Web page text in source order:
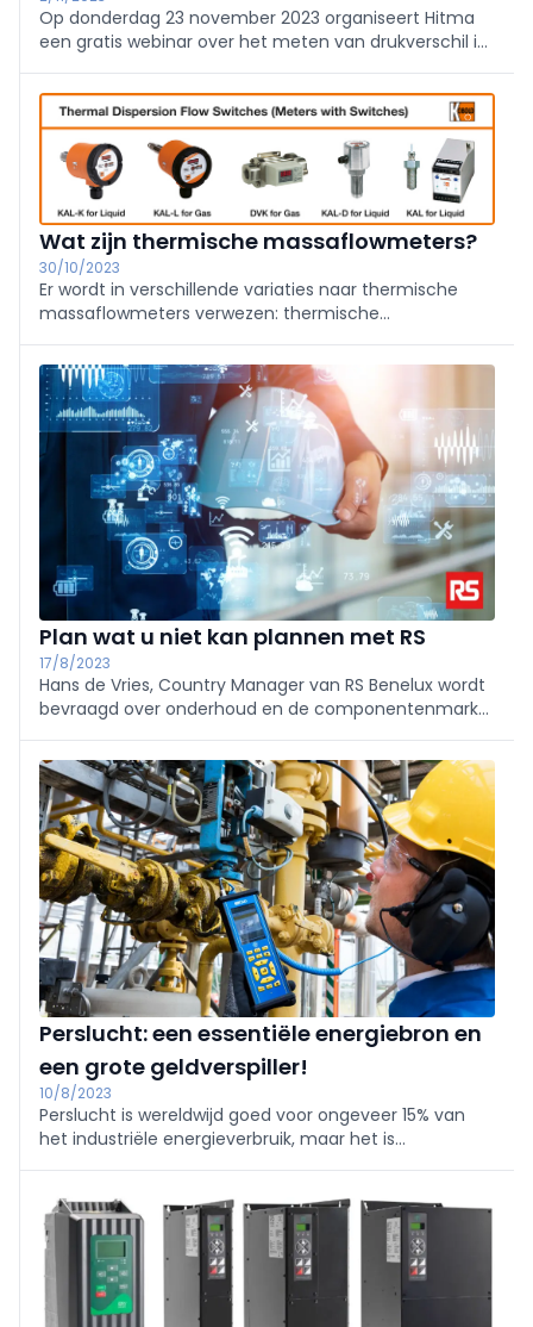
Op donderdag 23 november 2023 organiseert Hitma
een gratis webinar over het meten van drukverschil in
Mulder (specialist dataregistratie) en Marcel van
Kesteren (specialist HVAC-Instrumentatie), geven
tijdens het webinar antwoord op de vraag hoe je
veelgemaakte fouten bij het meten van drukverschil
voorkomt.
Wat zijn thermische massaflowmeters?
30/10/2023
Er wordt in verschillende variaties naar thermische
massaflowmeters verwezen: thermische
en thermische dispersiestroommeters. Ze verwijzen
allemaal naar hetzelfde werkingsprincipe.
Plan wat u niet kan plannen met RS
17/8/2023
Hans de Vries, Country Manager van RS Benelux wordt
bevraagd over onderhoud en de componentenmarkt.
aanbieder van producten en diensten voor
ontwerpers, bouwers, onderhoudsmonteurs en
aankopers van industriële apparatuur en processen.
Perslucht: een essentiële energiebron en
een grote geldverspiller!
10/8/2023
Perslucht is wereldwijd goed voor ongeveer 15% van
het industriële energieverbruik, maar het is
duur vanwege de lage efficiëntie, die niet meer dan
10% bedraagt.